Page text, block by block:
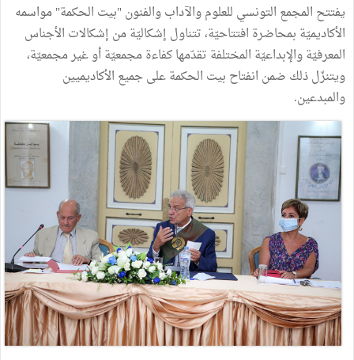
يفتتح المجمع التونسي للعلوم والآداب والفنون "بيت الحكمة" مواسمه
الأكاديميّة بمحاضرة افتتاحيّة، تتناول إشكاليّة من إشكالات الأجناس
المعرفيّة والإبداعيّة المختلفة تقدّمها كفاءة مجمعيّة أو غير مجمعيّة،
ويتنزّل ذلك ضمن انفتاح بيت الحكمة على جميع الأكاديميين
والمبدعين.